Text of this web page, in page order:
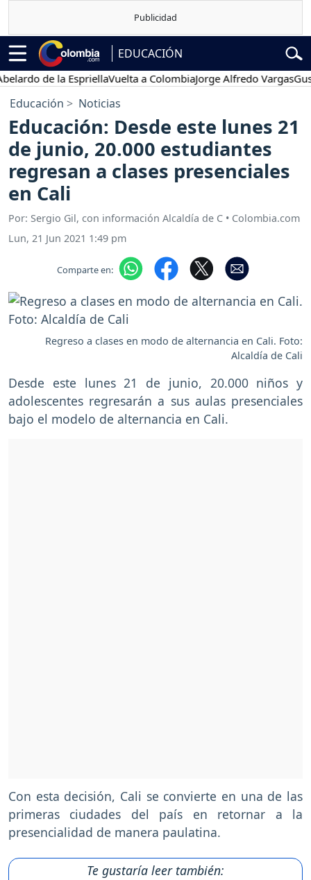
EDUCACIÓN
de la EspriellaVuelta a ColombiaJorge Alfredo Vargas
Educación Noticias
Educación: Desde este lunes 21
de junio, 20.000 estudiantes
regresan a clases presenciales
en Cali
Por: Sergio Gil, con información Alcaldía de C • Colombia.com
Lun, 21 Jun 2021 1:49 pm
Comparte en:
Regreso a clases en modo de alternancia en Cali. Foto:
Alcaldía de Cali
Desde este lunes 21 de junio, 20.000 niños y
adolescentes regresarán a sus aulas presenciales
bajo el modelo de alternancia en Cali.
Con esta decisión, Cali se convierte en una de las
primeras ciudades del país en retornar a la
presencialidad de manera paulatina.
Te gustaría leer también: